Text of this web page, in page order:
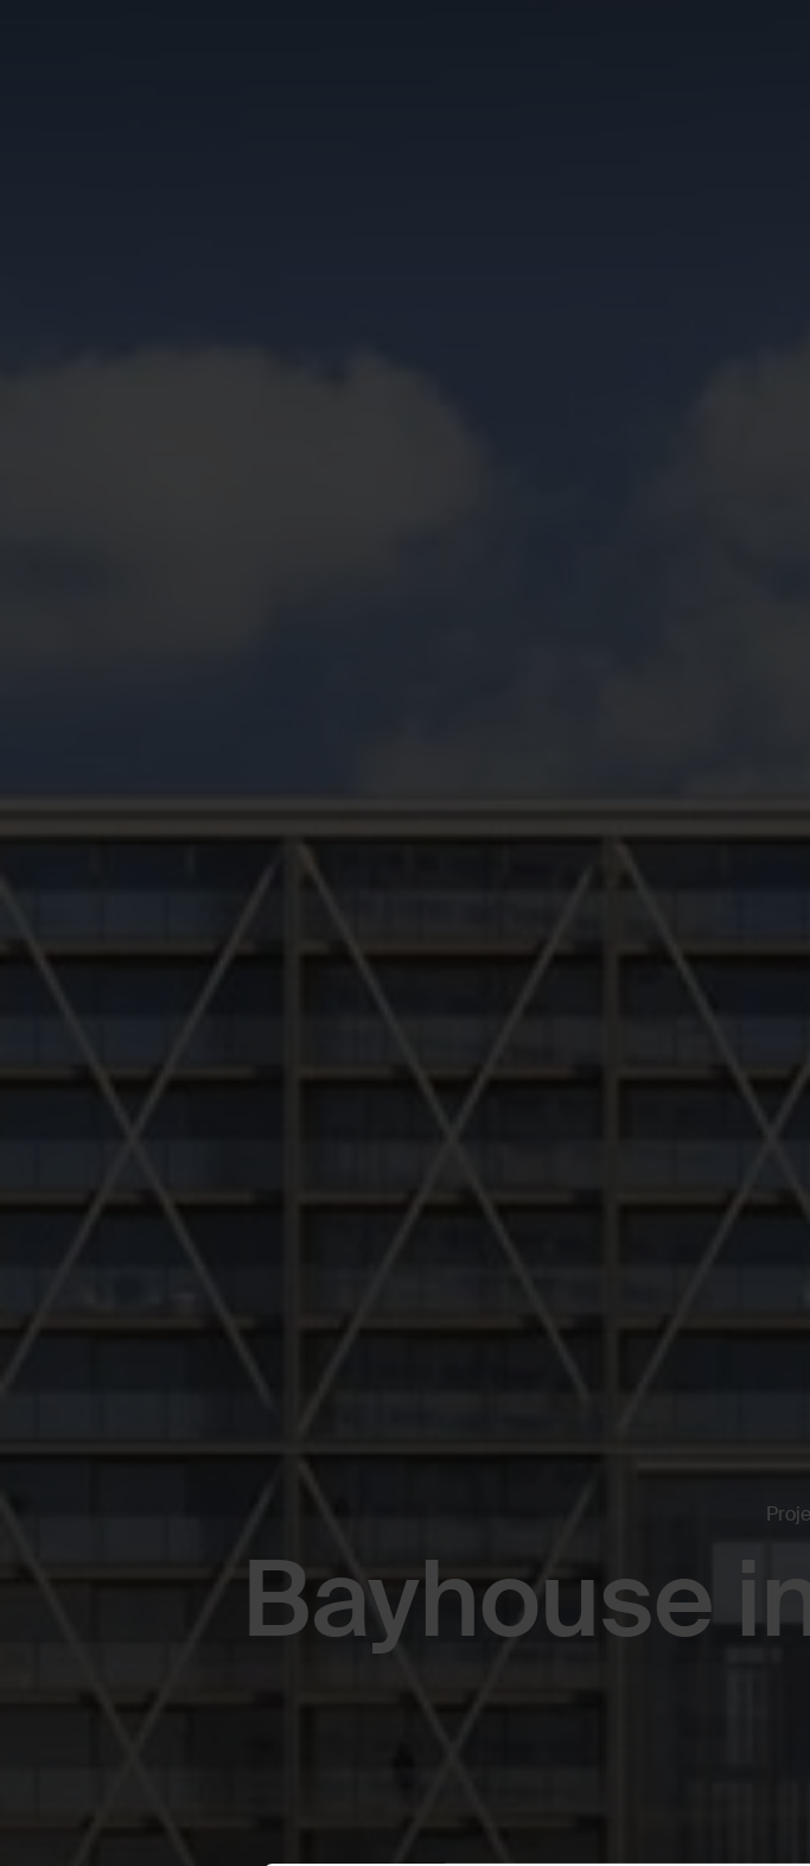
Bayhouse